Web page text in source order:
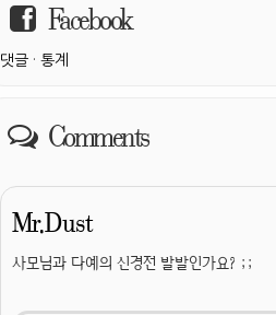
Facebook
댓글 · 통계
Comments
Mr.Dust
사모님과 다예의 신경전 발발인가요? ;;